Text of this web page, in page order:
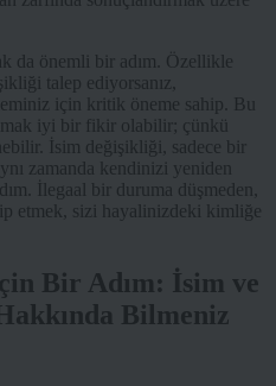
da önemli bir adım. Özellikle
talep ediyorsanız,
için kritik öneme sahip. Bu
iyi bir fikir olabilir; çünkü
İsim değişikliği, sadece bir
zamanda kendinizi yeniden
İlegaal bir duruma düşmeden,
etmek, sizi hayalinizdeki kimliğe
Bir Adım: İsim ve
Bilmeniz